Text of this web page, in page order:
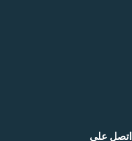
اتصل على